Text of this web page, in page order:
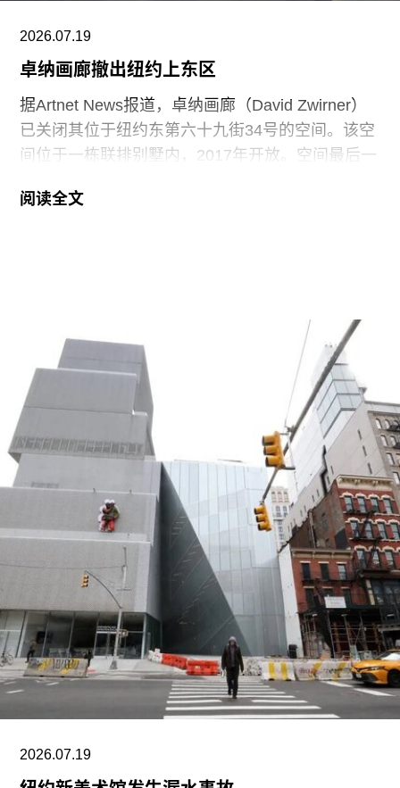
今年，在双年展开幕临近之际，双年展评审团宣
布，由于国际刑事法院已裁定俄罗斯和以色列两国
领导人面临反人类罪指控，两国均不具备奖项评选
资格。意大利文化部长亚历山德罗·朱利
式。
2026.07.19
卓纳画廊撤出纽约上东区
据Artnet News报道，卓纳画廊（David Zwirner）
已关闭其位于纽约东第六十九街34号的空间。该空
间位于一栋联排别墅内，2017年开放。空间最后一
“Set in Stone”，已于6月26日结束。卓纳画廊是最
画廊发言人在一份声明中表示：“我们的计划一直是
在切尔西空间改造的最后阶段完成后离开上东区。
我们对离开上东区感到不舍，也期待今年秋季在19
街、20街以及翠贝卡（Tribeca）的展览项目。”
不久前，画廊刚刚完成了由安娜贝尔·塞尔多夫
（Annabelle Selldorf）设计的西19街525号空间翻
新工程。目前，卓纳画廊在纽约切尔西的布局已相
当庞大，除翻新的525号空间外，还在西20街537
号，以及相互连通的西19街519、525和533号设有
展览空间。此外，自2021年起，画廊还在翠贝卡运
营着一个空间，今年早些时候更名为“卓纳翠贝
卡”。除纽约外，卓纳画廊目前还在洛杉矶、伦敦、
巴黎和香港设有空间。
不过，卓纳的离开并不意味着纽约上东区失去了画
廊聚集效应。目前仍在此设有空间的画廊包括阿尔
格莱斯顿（Gladstone）、Lévy
阅读全文
2026.07.19